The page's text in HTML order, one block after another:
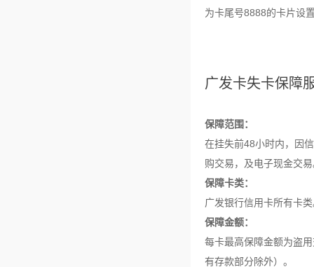
为卡尾号8888的卡片设
广发卡失卡保障
保障范围：
在挂失前48小时内， 因
购交易， 及电子现金交
保障卡类：
广发银行信用卡所有卡
保障金额：
每卡最高保障金额为盗
有存款部分除外）。